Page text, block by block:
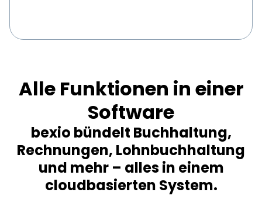
Alle Funktionen in einer
Software
bexio bündelt Buchhaltung,
Rechnungen, Lohnbuchhaltung
und mehr – alles in einem
cloudbasierten System.